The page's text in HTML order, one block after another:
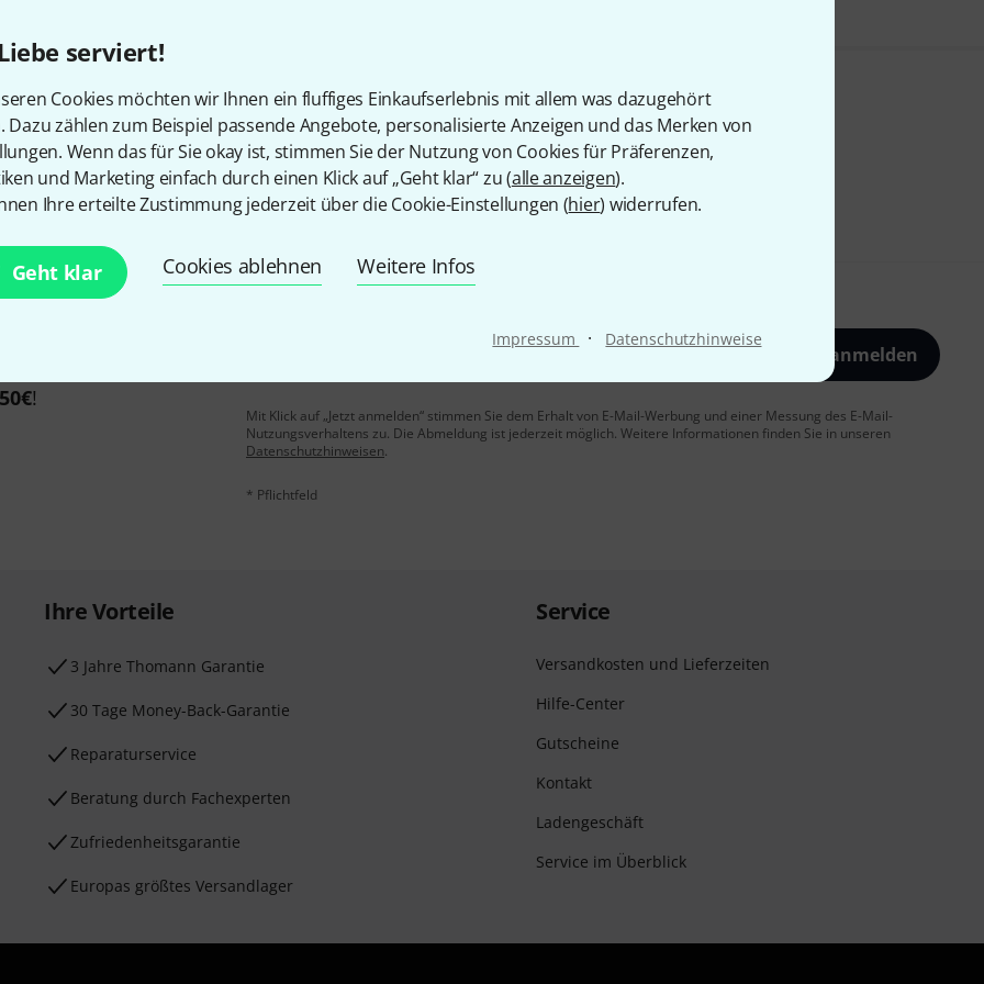
serviert!
Cookies möchten wir Ihnen ein fluffiges Einkaufserlebnis mit allem was dazugehört
Dazu zählen zum Beispiel passende Angebote, personalisierte Anzeigen und das Merken von
Wenn das für Sie okay ist, stimmen Sie der Nutzung von Cookies für Präferenzen,
und Marketing einfach durch einen Klick auf „Geht klar“ zu (alle anzeigen).
Ihre erteilte Zustimmung jederzeit über die Cookie-Einstellungen (hier) widerrufen.
Geht klar Cookies ablehnen Weitere Infos
Impressum · Datenschutzhinweise
Gefällt Ihnen, was Sie sehen?
Teilen Hilfe & Feedback
mit etwas Glück
50€!
Jetzt anmelden
Mit Klick auf „Jetzt anmelden“ stimmen Sie dem Erhalt von E-Mail-Werbung und einer Messung des E-Mail-
Nutzungsverhaltens zu. Die Abmeldung ist jederzeit möglich. Weitere Informationen finden Sie in unseren
Datenschutzhinweisen.
* Pflichtfeld
Ihre Vorteile
3 Jahre Thomann Garantie
30 Tage Money-Back-Garantie
Reparaturservice
Beratung durch Fachexperten
Zufriedenheitsgarantie
Europas größtes Versandlager
Service
Versandkosten und Lieferzeiten
Hilfe-Center
Gutscheine
Kontakt
Ladengeschäft
Service im Überblick